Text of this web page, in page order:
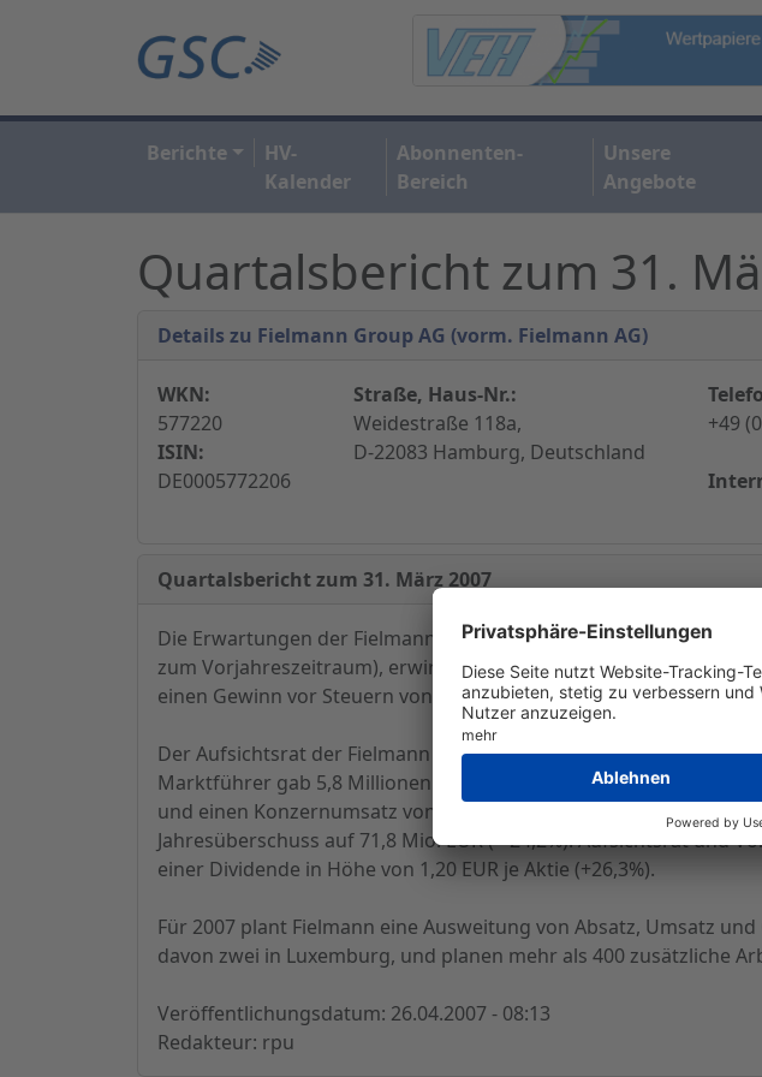
Berichte
HV-
Kalender
Abonnenten-
Bereich
Unsere
Angebote
Quartalsbericht zum 31.
Details zu Fielmann Group AG (vorm. Fielmann AG)
WKN:
577220
ISIN:
DE0005772206
Straße, Haus-Nr.:
Weidestraße 118a,
D-22083 Hamburg, Deutschland
+49
Quartalsbericht zum 31. März 2007
Die Erwartungen der Fielmann AG an das erste Quartal des
zum Vorjahreszeitraum), erwirtschaftete einen Außenumsatz von
einen Gewinn vor Steuern von 29,3 Mio. EUR (+ 16,9%) und einen
Der Aufsichtsrat der Fielmann AG hat in seiner letzten Sitzung
Marktführer gab 5,8 Millionen Brillen ab (Vorjahr: 5,7 Millionen
und einen Konzernumsatz von 792,9 Mio. EUR (Vorjahr: 733,1
Jahresüberschuss auf 71,8 Mio. EUR (+ 24,2%). Aufsichtsrat und
einer Dividende in Höhe von 1,20 EUR je Aktie (+26,3%).
Für 2007 plant Fielmann eine Ausweitung von Absatz, Umsatz
davon zwei in Luxemburg, und planen mehr als 400 zusätzliche
Veröffentlichungsdatum: 26.04.2007 - 08:13
Redakteur: rpu